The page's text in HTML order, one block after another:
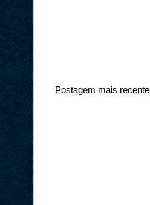
Postagem mais recente